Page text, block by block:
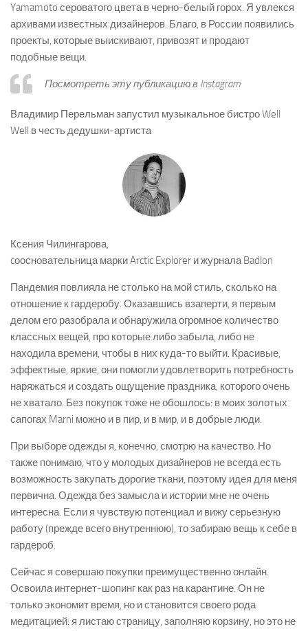
Yamamoto сероватого цвета в черно-белый горох. Я увлекся
архивами известных дизайнеров. Благо, в России появились
проекты, которые выискивают, привозят и продают
подобные вещи.
Посмотреть эту публикацию в Instagram
Владимир Перельман запустил музыкальное бистро Well
Well в честь дедушки-артиста
Ксения Чилингарова,
cоосновательница марки Arctic Explorer и журнала Badlon
Пандемия повлияла не столько на мой стиль, сколько на
отношение к гардеробу. Оказавшись взаперти, я первым
делом его разобрала и обнаружила огромное количество
классных вещей, про которые либо забыла, либо не
находила времени, чтобы в них куда-то выйти. Красивые,
эффектные, яркие, они помогли удовлетворить потребность
наряжаться и создать ощущение праздника, которого очень
не хватало. Без покупок тоже не обошлось: в моих золотых
сапогах Marni можно и в пир, и в мир, и в добрые люди.
При выборе одежды я, конечно, смотрю на качество. Но
также понимаю, что у молодых дизайнеров не всегда есть
возможность закупать дорогие ткани, поэтому идея для меня
первична. Одежда без замысла и истории мне не очень
интересна. Если я чувствую потенциал и вижу серьезную
работу (прежде всего внутреннюю), то забираю вещь к себе в
гардероб.
Сейчас я совершаю покупки преимущественно онлайн.
Освоила интернет-шопинг как раз на карантине. Он не
только экономит время, но и становится своего рода
медитацией: я листаю страницу, заполняю корзину, но это не